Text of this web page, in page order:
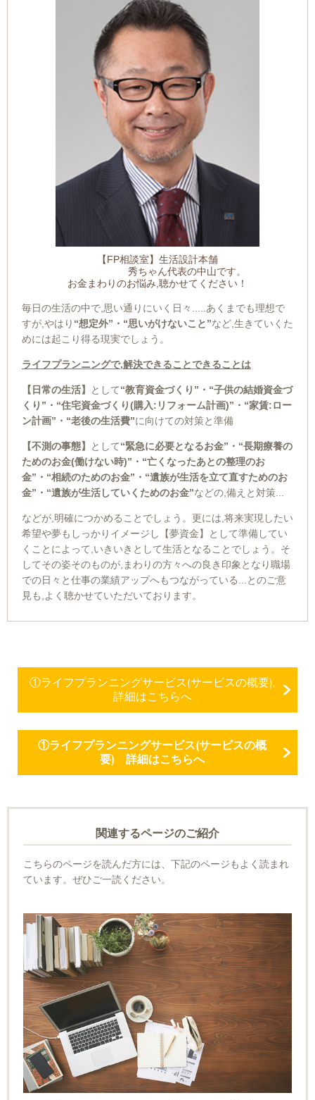
【FP相談室】生活設計本舗
秀ちゃん代表の中山です。
お金まわりのお悩み,聴かせてください！​
毎日の生活の中で,思い通りにいく日々.....あくまでも理想で
すが,やはり “想定外”・“思いがけないこと”など,生きていくた
めには起こり得る現実でしょう。
ライフプランニングで,解決できることできることは
【日常の生活】 として“教育資金づくり”・“子供の結婚資金づ
くり”・“住宅資金づくり(購入:リフォーム計画)”・“家賃:ロー
ン計画”・“老後の生活費”に向けての対策と準備
【不測の事態】 として“緊急に必要となるお金”・“長期療養の
ためのお金(働けない時)”・“亡くなったあとの整理のお
金”・“相続のためのお金”・“遺族が生活を立て直すためのお
金”・“遺族が生活していくためのお金”などの,備えと対策...
などが,明確につかめることでしょう。更には,将来実現したい
希望や夢もしっかりイメージし【夢資金】として準備してい
くことによって,いきいきとして生活となることでしょう。そ
してその姿そのものが,まわりの方々への良き印象となり職場
での日々と仕事の業績アップへもつながっている...とのご意
見も,よく聴かせていただいております。
①ライフプランニングサービス(サービスの概要),
詳細はこちらへ
①ライフプランニングサービス(サービスの概
要) 詳細はこちらへ
関連するページのご紹介
こちらのページを読んだ方には、下記のページもよく読まれ
ています。ぜひご一読ください。